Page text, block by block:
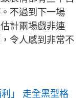
不過到下一場
計兩場戲非連
令人感到非常不
」 走全黑型格